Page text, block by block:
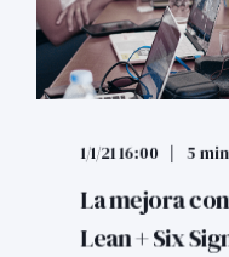
1/1/21 16:00 5 min
La mejora
Lean + Six